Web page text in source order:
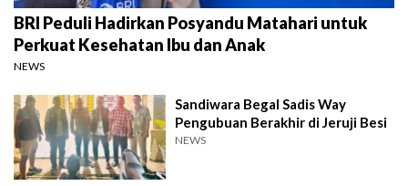
BRI Peduli Hadirkan Posyandu Matahari untuk
Perkuat Kesehatan Ibu dan Anak
NEWS
Sandiwara Begal Sadis Way
Pengubuan Berakhir di Jeruji Besi
NEWS